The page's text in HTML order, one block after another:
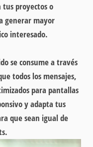
proyectos o
generar mayor
interesado.
se consume a través
todos los mensajes,
para pantallas
y adapta tus
que sean igual de